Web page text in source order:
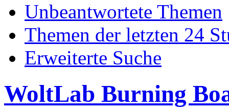
Unbeantwortete Themen
Themen der letzten 24
Erweiterte Suche
WoltLab Burning